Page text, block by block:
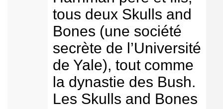
tous deux Skulls and
Bones (une société
secrète de l’Université
de Yale), tout comme
la dynastie des Bush.
Les Skulls and Bones